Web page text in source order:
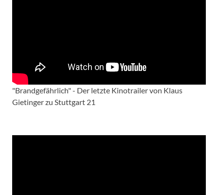
"Brandgefährlich" - Der letzte Kinotrailer von Klaus
Gietinger zu Stuttgart 21